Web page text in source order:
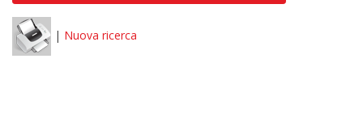
| Nuova ricerca